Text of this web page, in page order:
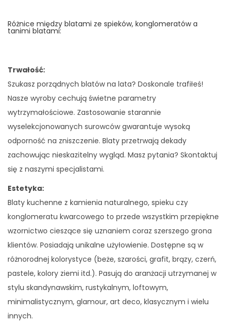
Różnice między blatami ze spieków, konglomeratów a
tanimi blatami:
Trwałość:
Szukasz porządnych blatów na lata? Doskonale trafiłeś!
Nasze wyroby cechują świetne parametry
wytrzymałościowe. Zastosowanie starannie
wyselekcjonowanych surowców gwarantuje wysoką
odporność na zniszczenie. Blaty przetrwają dekady
zachowując nieskazitelny wygląd. Masz pytania? Skontaktuj
się z naszymi specjalistami.
Estetyka:
Blaty kuchenne z kamienia naturalnego, spieku czy
konglomeratu kwarcowego to przede wszystkim przepiękne
wzornictwo cieszące się uznaniem coraz szerszego grona
klientów. Posiadają unikalne użyłowienie. Dostępne są w
różnorodnej kolorystyce (beże, szarości, grafit, brązy, czerń,
pastele, kolory ziemi itd.). Pasują do aranżacji utrzymanej w
stylu skandynawskim, rustykalnym, loftowym,
minimalistycznym, glamour, art deco, klasycznym i wielu
innych.